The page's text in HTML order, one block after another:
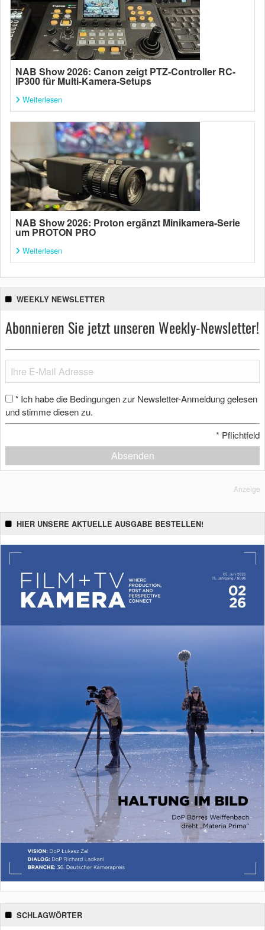
NAB Show 2026: Canon zeigt PTZ-Controller RC-
IP300 für Multi-Kamera-Setups
Weiterlesen
NAB Show 2026: Proton ergänzt Minikamera-Serie
um PROTON PRO
Weiterlesen
WEEKLY NEWSLETTER
Abonnieren Sie jetzt unseren Weekly-Newsletter!
* Ich habe die Bedingungen zur Newsletter-Anmeldung gelesen
und stimme diesen zu.
* Pflichtfeld
Absenden
Anzeige
HIER UNSERE AKTUELLE AUSGABE BESTELLEN!
SCHLAGWÖRTER